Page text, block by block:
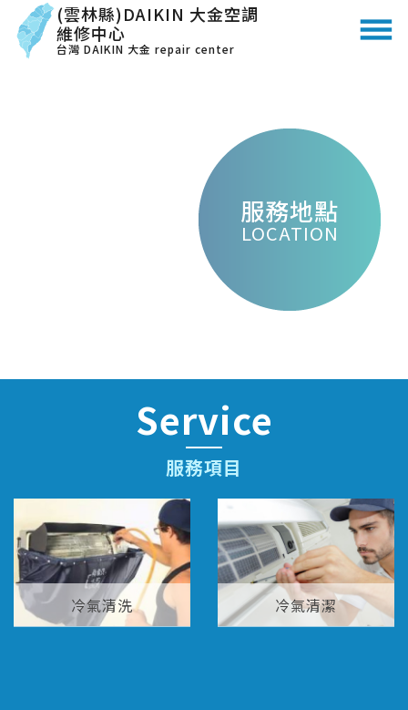
(雲林縣)DAIKIN 大金空調
維修中心
台灣 DAIKIN 大金 repair center
服務地點
LOCATION
Service
服務項目
冷氣清洗 冷氣清潔